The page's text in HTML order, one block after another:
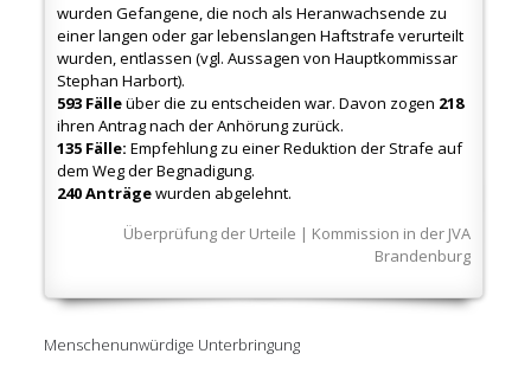
wurden Gefangene, die noch als Heranwachsende zu
einer langen oder gar lebenslangen Haftstrafe verurteilt
wurden, entlassen (vgl. Aussagen von Hauptkommissar
Stephan Harbort).
593 Fälleüber die zu entscheiden war. Davon zogen 218
ihren Antrag nach der Anhörung zurück.
135 Fälle: Empfehlung zu einer Reduktion der Strafe auf
dem Weg der Begnadigung.
240 Anträgewurden abgelehnt.
Überprüfung der Urteile | Kommission in der JVA
Brandenburg
Menschenunwürdige Unterbringung